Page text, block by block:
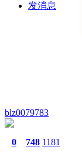
发消息
blz0079783
0 748 1181